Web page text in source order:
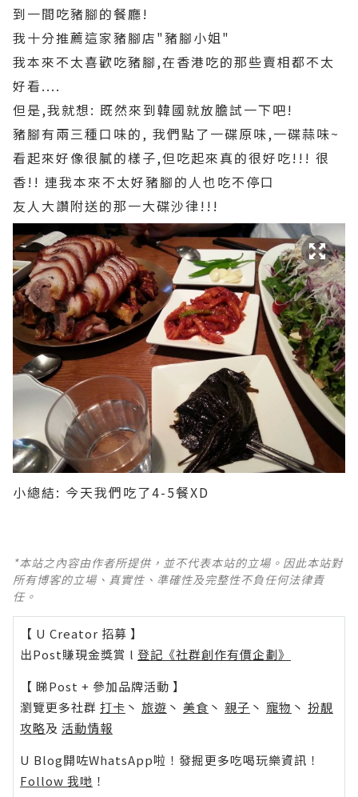
到一間吃豬腳的餐廳!
我十分推薦這家豬腳店"豬腳小姐"
我本來不太喜歡吃豬腳,在香港吃的那些賣相都不太
好看....
但是,我就想: 既然來到韓國就放膽試一下吧!
豬腳有兩三種口味的, 我們點了一碟原味,一碟蒜味~
看起來好像很膩的樣子,但吃起來真的很好吃!!! 很
香!! 連我本來不太好豬腳的人也吃不停口
友人大讚附送的那一大碟沙律!!!
小總結: 今天我們吃了4-5餐XD
*本站之內容由作者所提供，並不代表本站的立場。因此本站對
所有博客的立場、真實性、準確性及完整性不負任何法律責
任。
【 U Creator 招募 】
出Post賺現金獎賞 l 登記《社群創作有價企劃》
【 睇Post + 參加品牌活動 】
瀏覽更多社群 打卡 丶 旅遊 丶 美食 丶 親子 丶 寵物 丶 扮靚
攻略及 活動情報
U Blog開咗WhatsApp啦！發掘更多吃喝玩樂資訊！
Follow 我哋 ！